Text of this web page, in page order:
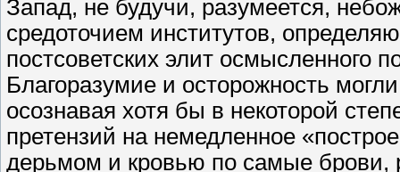
Запад, не будучи, разумеется,
средоточием институтов,
постсоветских элит осмысленного
Благоразумие и осторожность
осознавая хотя бы в некоторой
претензий на немедленное
дерьмом и кровью по самые брови,